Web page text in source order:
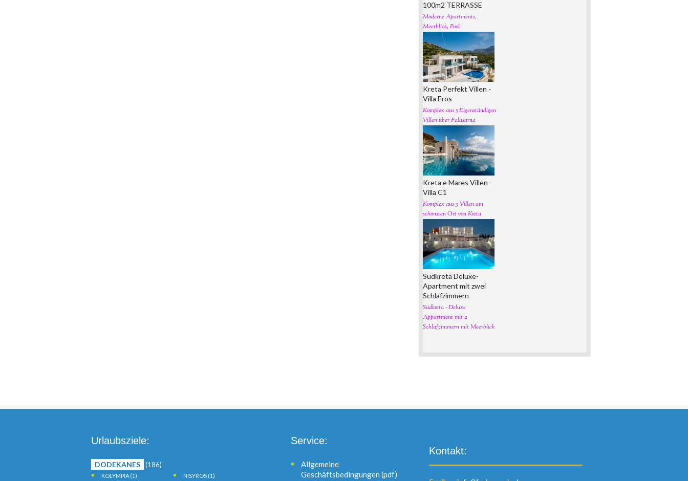
100m2 TERRASSE
Moderne Apartments,
Meerblick, Pool
Kreta Perfekt Villen -
Villa Eros
Komplex aus 5 Eigenständigen
Villen über Falasarna
Kreta e Mares Villen -
Villa C1
Komplex aus 3 Villen am
schönsten Ort von Kreta
Südkreta Deluxe-
Apartment mit zwei
Schlafzimmern
Südkreta - Deluxe
Appartment mit 2
Schlafzimmern mit Meerblick
Urlaubsziele:
DODEKANES (186)
KOLYMPIA(1) NISYROS(1)
Service:
Allgemeine
Geschäftsbedingungen (pdf)
Kontakt: